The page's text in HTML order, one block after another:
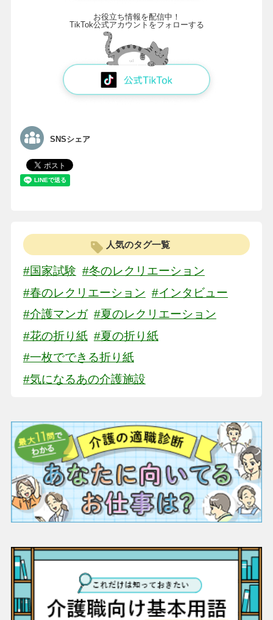
お役立ち情報を配信中！
TikTok公式アカウントをフォローする
SNSシェア
人気のタグ一覧
#国家試験 #冬のレクリエーション
#春のレクリエーション #インタビュー
#介護マンガ #夏のレクリエーション
#花の折り紙 #夏の折り紙
#一枚でできる折り紙
#気になるあの介護施設